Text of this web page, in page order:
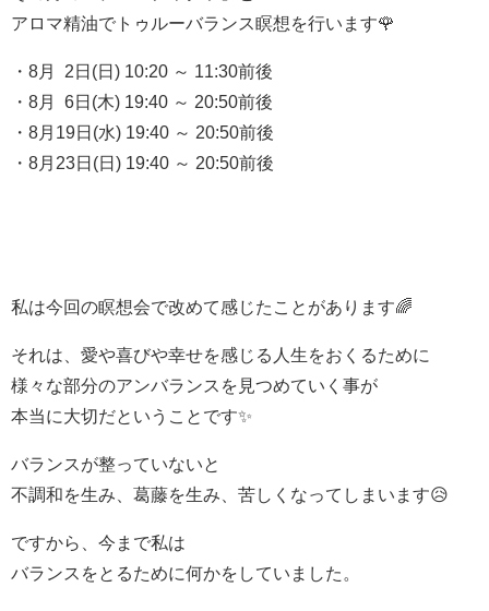
アロマ精油でトゥルーバランス瞑想を行います🌹
・8月 2日(日) 10:20 ～ 11:30前後
・8月 6日(木) 19:40 ～ 20:50前後
・8月19日(水) 19:40 ～ 20:50前後
・8月23日(日) 19:40 ～ 20:50前後
私は今回の瞑想会で改めて感じたことがあります🌈
それは、愛や喜びや幸せを感じる人生をおくるために
様々な部分のアンバランスを見つめていく事が
本当に大切だということです✨
バランスが整っていないと
不調和を生み、葛藤を生み、苦しくなってしまいます😥
ですから、今まで私は
バランスをとるために何かをしていました。